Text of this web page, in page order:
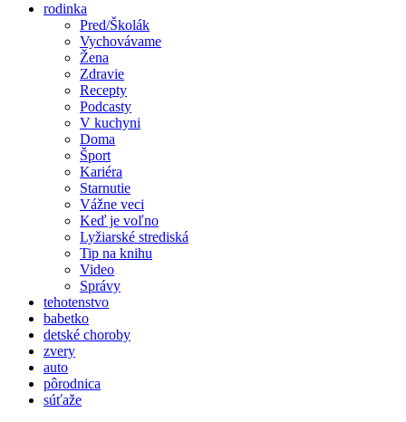
rodinka
Pred/Školák
Vychovávame
Žena
Zdravie
Recepty
Podcasty
V kuchyni
Doma
Šport
Kariéra
Starnutie
Vážne veci
Keď je voľno
Lyžiarské strediská
Tip na knihu
Video
Správy
tehotenstvo
babetko
detské choroby
zvery
auto
pôrodnica
súťaže